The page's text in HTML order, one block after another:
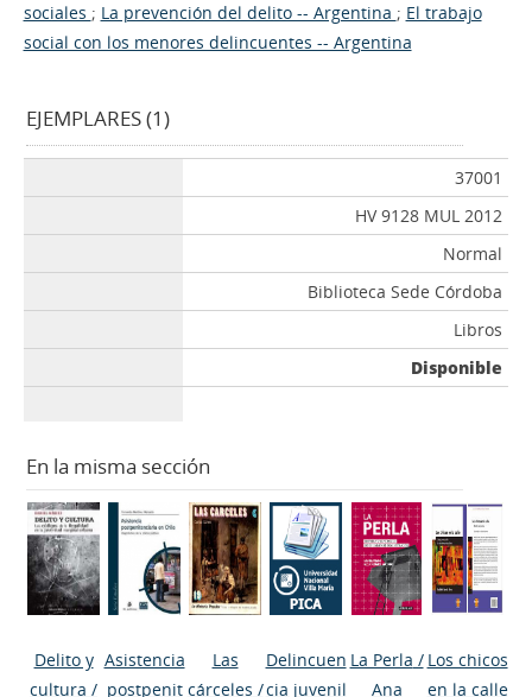
sociales ; La prevención del delito -- Argentina ; El trabajo
social con los menores delincuentes -- Argentina
EJEMPLARES (1)
37001
HV 9128 MUL 2012
Normal
Biblioteca Sede Córdoba
Libros
Disponible
En la misma sección
Delito y
cultura /
Asistencia
postpenit
Las
cárceles /
Delincuen
cia juvenil
La Perla /
Ana
Los chicos
en la calle